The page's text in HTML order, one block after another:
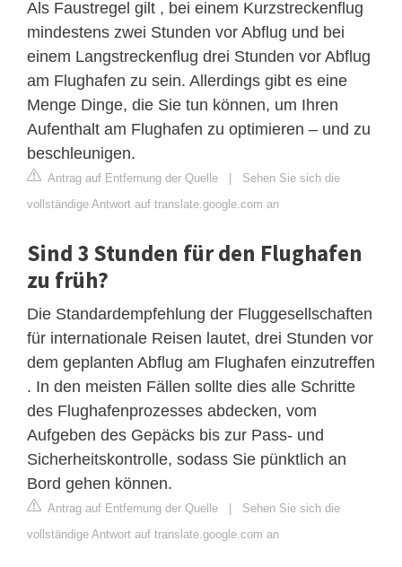
Als Faustregel gilt , bei einem Kurzstreckenflug
mindestens zwei Stunden vor Abflug und bei
einem Langstreckenflug drei Stunden vor Abflug
am Flughafen zu sein. Allerdings gibt es eine
Menge Dinge, die Sie tun können, um Ihren
Aufenthalt am Flughafen zu optimieren – und zu
beschleunigen.
Antrag auf Entfernung der Quelle | Sehen Sie sich die
vollständige Antwort auf translate.google.com an
Sind 3 Stunden für den Flughafen
zu früh?
Die Standardempfehlung der Fluggesellschaften
für internationale Reisen lautet, drei Stunden vor
dem geplanten Abflug am Flughafen einzutreffen
. In den meisten Fällen sollte dies alle Schritte
des Flughafenprozesses abdecken, vom
Aufgeben des Gepäcks bis zur Pass- und
Sicherheitskontrolle, sodass Sie pünktlich an
Bord gehen können.
Antrag auf Entfernung der Quelle | Sehen Sie sich die
vollständige Antwort auf translate.google.com an